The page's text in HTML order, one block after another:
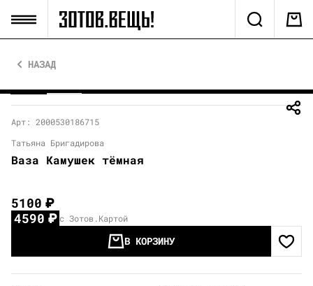
НАЗАД
Арт: 2000530186715
Татьяна Бригадирова
Ваза Камушек тёмная
5100₽
4590₽ с Зотов.Картой
В КОРЗИНУ